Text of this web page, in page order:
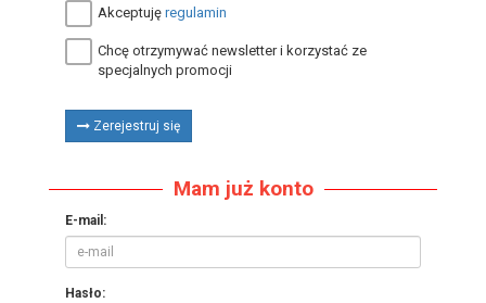
Akceptuję regulamin
Chcę otrzymywać newsletter i korzystać ze
specjalnych promocji
Zerejestruj się
Mam już konto
E-mail:
Hasło: